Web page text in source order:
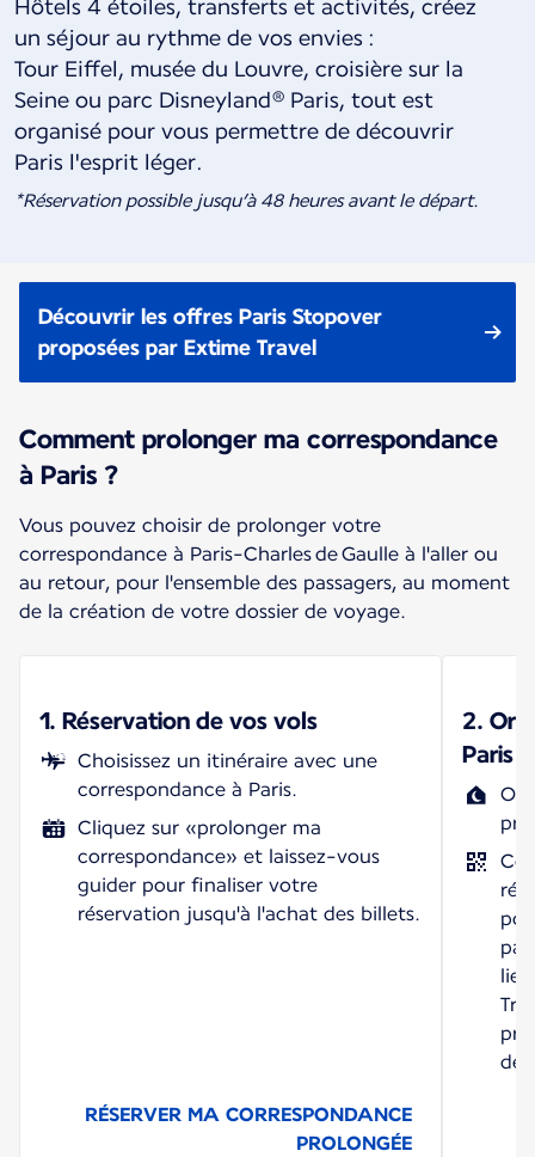
Hôtels 4 étoiles, transferts et activités, créez
un séjour au rythme de vos envies :
Tour Eiffel, musée du Louvre, croisière sur la
Seine ou parc Disneyland® Paris, tout est
organisé pour vous permettre de découvrir
*Réservation possible jusqu’à 48 heures avant le départ.
Découvrir les offres Paris Stopover
proposées par Extime Travel
Comment prolonger ma correspondance
à Paris ?
Vous pouvez choisir de prolonger votre
correspondance à Paris-Charles de Gaulle à l'aller ou
au retour, pour l'ensemble des passagers, au moment
de la création de votre dossier de voyage.
1. Réservation de vos vols
Choisissez un itinéraire avec une
correspondance à Paris.
Cliquez sur «prolonger ma
correspondance» et laissez-vous
guider pour finaliser votre
réservation jusqu'à l'achat des billets.
RÉSERVER MA CORRESPONDANCE
PROLONGÉE
2.
Paris
de